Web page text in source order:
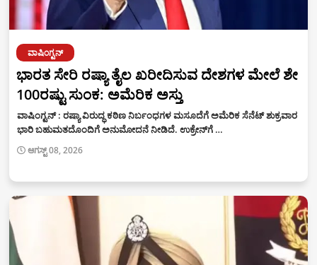
ವಾಷಿಂಗ್ಟನ್
ಭಾರತ ಸೇರಿ ರಷ್ಯಾ ತೈಲ ಖರೀದಿಸುವ ದೇಶಗಳ ಮೇಲೆ ಶೇ
100ರಷ್ಟು ಸುಂಕ: ಅಮೆರಿಕ ಅಸ್ತು
ವಾಷಿಂಗ್ಟನ್ : ರಷ್ಯಾ ವಿರುದ್ಧ ಕಠಿಣ ನಿರ್ಬಂಧಗಳ ಮಸೂದೆಗೆ ಅಮೆರಿಕ ಸೆನೆಟ್ ಶುಕ್ರವಾರ
ಭಾರಿ ಬಹುಮತದೊಂದಿಗೆ ಅನುಮೋದನೆ ನೀಡಿದೆ. ಉಕ್ರೇನ್‌ಗೆ …
ಆಗಸ್ಟ್ 08, 2026